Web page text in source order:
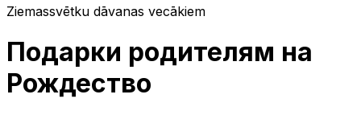
Ziemassvētku dāvanas vecākiem
Подарки родителям на
Рождество